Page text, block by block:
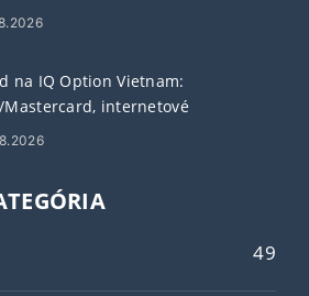
na IQ Option Vietnam:
Mastercard, internetové
a elektronické peňaženky
49